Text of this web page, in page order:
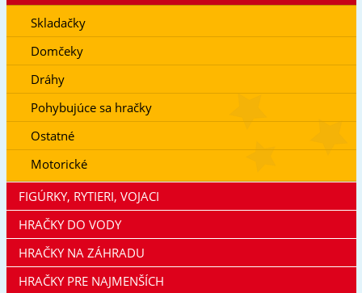
Skladačky
Domčeky
Dráhy
Pohybujúce sa hračky
Ostatné
Motorické
FIGÚRKY, RYTIERI, VOJACI
HRAČKY DO VODY
HRAČKY NA ZÁHRADU
HRAČKY PRE NAJMENŠÍCH